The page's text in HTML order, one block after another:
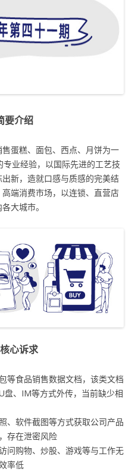
要介绍
蛋糕、面包、西点、月饼为一
业经验，以国际先进的工艺技
新，造就口感与质感的完美结
端消费市场，以连锁、直营店
大城市。
心诉求
等食品销售数据文档，该类文档
盘、IM等方式外传，当前缺少相
、软件截图等方式获取公司产品
存在泄密风险
问购物、炒股、游戏等与工作无
率低